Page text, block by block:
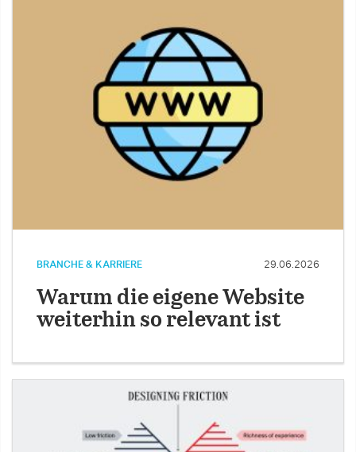
BRANCHE & KARRIERE 29.06.2026
Warum die eigene Website
weiterhin so relevant ist